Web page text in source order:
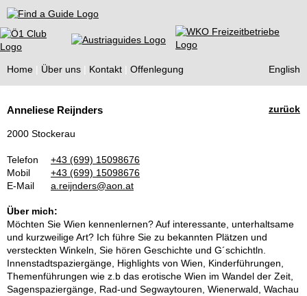
Find a Guide
Home Über uns Kontakt Offenlegung English
Guides
zurück
Anneliese Reijnders
2000 Stockerau
Telefon
+43 (699) 15098676
Mobil
+43 (699) 15098676
E-Mail
a.reijnders@aon.at
Über mich:
Möchten Sie Wien kennenlernen? Auf interessante, unterhaltsame
und kurzweilige Art? Ich führe Sie zu bekannten Plätzen und
versteckten Winkeln, Sie hören Geschichte und G´schichtln.
Innenstadtspaziergänge, Highlights von Wien, Kinderführungen,
Themenführungen wie z.b das erotische Wien im Wandel der Zeit,
Sagenspaziergänge, Rad-und Segwaytouren, Wienerwald, Wachau